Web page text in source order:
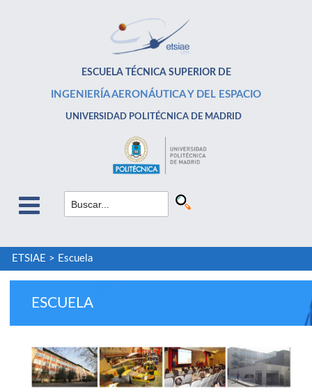
ESCUELA TÉCNICA SUPERIOR DE
INGENIERÍA AERONÁUTICA Y DEL ESPACIO
UNIVERSIDAD POLITÉCNICA DE MADRID
ETSIAE > Escuela
ESCUELA